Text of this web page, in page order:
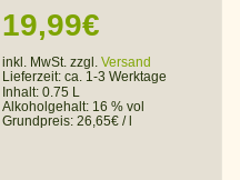
19,99€
inkl. MwSt. zzgl. Versand
Lieferzeit: ca. 1-3 Werktage
Inhalt: 0.75 L
Alkoholgehalt: 16 % vol
Grundpreis: 26,65€ /l